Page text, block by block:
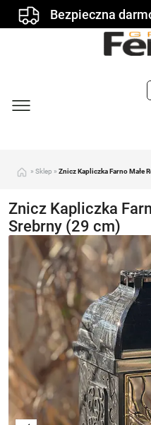
Bezpieczna
» Sklep » Znicz Kapliczka Farno Małe
Znicz Kapliczka
Srebrny (29 cm)